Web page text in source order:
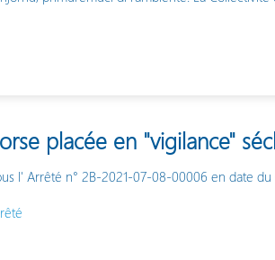
placée en "vigilance"
l' Arrêté n° 2B-2021-07-08-00006 en date